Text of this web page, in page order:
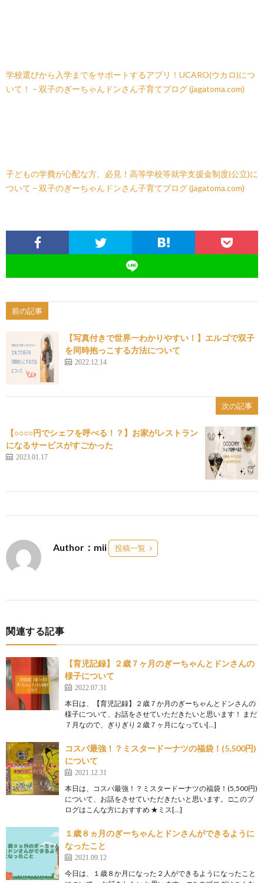
学校選びから入学までをサポートするアプリ！UCARO(ウカロ)につ
いて！ – 双子のぎーちゃんドンさん子育てブログ (jagatoma.com)
子どもの学費が心配な方、必見！高等学校等就学支援金制度(公立)に
ついて – 双子のぎーちゃんドンさん子育てブログ (jagatoma.com)
前の記事
【写真付きで世界一わかりやすい！】エルゴで双子
を同時抱っこする方法について
2022.12.14
次の記事
【○○○○円でシェフを呼べる！？】お家がレストラン
になるサービスがすごかった
2023.01.17
Author：mii 投稿一覧
関連する記事
【育児記録】２歳７ヶ月のぎーちゃんとドンさんの
様子について
2022.07.31
本日は、【育児記録】２歳７か月のぎーちゃんとドンさんの
様子について、お話をさせていただきたいと思います！ まだ
７月なので、ぎりぎり２歳７ヶ月になってい[…]
コスパ最強！？ミスタードーナツの福袋！(5,500円)
について
2021.12.31
本日は、コスパ最強！？ミスタードーナツの福袋！(5,500円)
について、お話をさせていただきたいと思います。 □このブ
ログはこんな方におすすめ ★ミス[…]
１歳８ヵ月のぎーちゃんとドンさんができるように
なったこと
2021.09.12
今日は、１歳８か月になった２人ができるようになったこと